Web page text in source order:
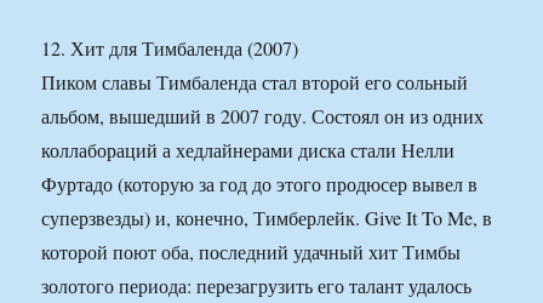
12. Хит для Тимбаленда (2007)
Пиком славы Тимбаленда стал второй его сольный
альбом, вышедший в 2007 году. Состоял он из одних
коллабораций а хедлайнерами диска стали Нелли
Фуртадо (которую за год до этого продюсер вывел в
суперзвезды) и, конечно, Тимберлейк. Give It To Me, в
которой поют оба, последний удачный хит Тимбы
золотого периода: перезагрузить его талант удалось